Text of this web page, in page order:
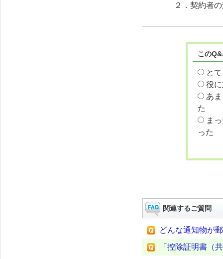
２．契約者
この
と
役
あ
た
ま
った
関連するご質問
どんな通知物が
「控除証明書（